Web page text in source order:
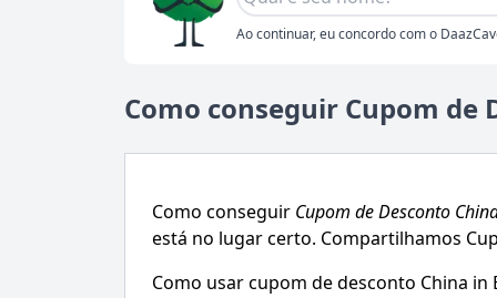
Ao continuar, eu concordo com o
Como conseguir Cupom de
Como conseguir Cupom de Desconto
está no lugar certo. Compartilhamos
Como usar cupom de desconto China in